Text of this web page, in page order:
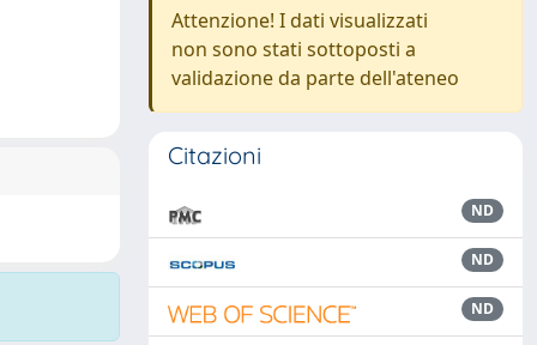
Attenzione! I dati visualizzati
non sono stati sottoposti a
validazione da parte dell'ateneo
Citazioni
ND
ND
ND